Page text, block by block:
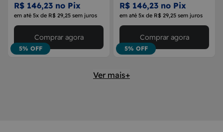
R$ 146,23 no Pix
em até 5x de R$ 29,25 sem juros
5% OFF
Comprar agora
R$ 146,23 no Pix
em até 5x de R$ 29,25 sem juros
5% OFF
Comprar agora
Ver mais+